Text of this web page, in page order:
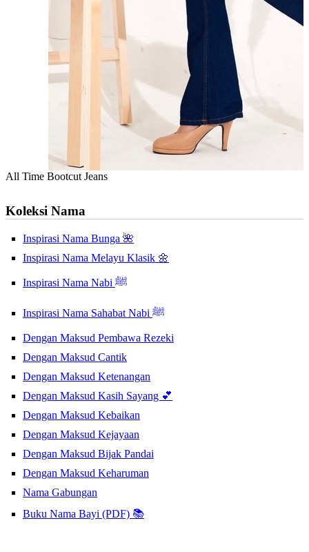
All Time Bootcut Jeans
Koleksi Nama
Inspirasi Nama Bunga 🌺
Inspirasi Nama Melayu Klasik 🌼
Inspirasi Nama Nabi ﷺ
Inspirasi Nama Sahabat Nabi ﷺ
Dengan Maksud Pembawa Rezeki
Dengan Maksud Cantik
Dengan Maksud Ketenangan
Dengan Maksud Kasih Sayang 💕
Dengan Maksud Kebaikan
Dengan Maksud Kejayaan
Dengan Maksud Bijak Pandai
Dengan Maksud Keharuman
Nama Gabungan
Buku Nama Bayi (PDF) 📚